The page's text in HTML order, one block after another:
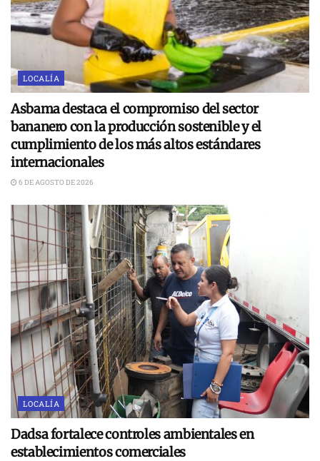
LOCALÍA
Asbama destaca el compromiso del sector
bananero con la producción sostenible y el
cumplimiento de los más altos estándares
internacionales
6 DE AGOSTO DE 2026
LOCALÍA
Dadsa fortalece controles ambientales en
establecimientos comerciales